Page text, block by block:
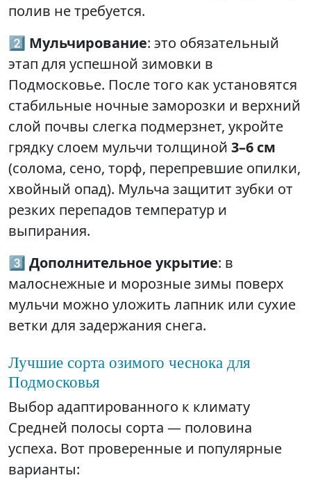
полив не требуется.
2️⃣ Мульчирование: это обязательный
этап для успешной зимовки в
Подмосковье. После того как установятся
стабильные ночные заморозки и верхний
слой почвы слегка подмерзнет, укройте
грядку слоем мульчи толщиной 3–6 см
(солома, сено, торф, перепревшие опилки,
хвойный опад). Мульча защитит зубки от
резких перепадов температур и
выпирания.
3️⃣ Дополнительное укрытие: в
малоснежные и морозные зимы поверх
мульчи можно уложить лапник или сухие
ветки для задержания снега.
Лучшие сорта озимого чеснока для
Подмосковья
Выбор адаптированного к климату
Средней полосы сорта — половина
успеха. Вот проверенные и популярные
варианты: